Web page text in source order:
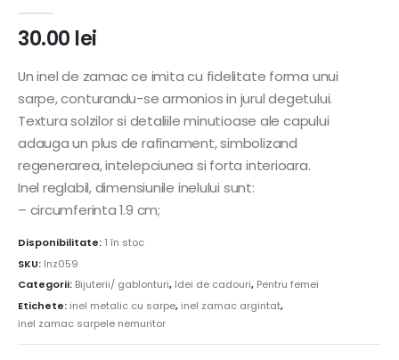
30.00 lei
Un inel de zamac ce imita cu fidelitate forma unui
sarpe, conturandu-se armonios in jurul degetului.
Textura solzilor si detaliile minutioase ale capului
adauga un plus de rafinament, simbolizand
regenerarea, intelepciunea si forta interioara.
Inel reglabil, dimensiunile inelului sunt:
– circumferinta 1.9 cm;
Disponibilitate: 1 în stoc
SKU: Inz059
Categorii: Bijuterii/ gablonturi, Idei de cadouri, Pentru femei
Etichete: inel metalic cu sarpe, inel zamac argintat,
inel zamac sarpele nemuritor